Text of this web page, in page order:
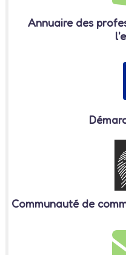
Annuaire des
Communauté de